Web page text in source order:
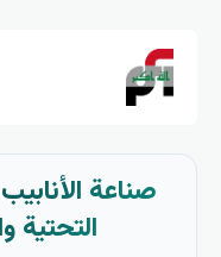
صناعة
التحتية